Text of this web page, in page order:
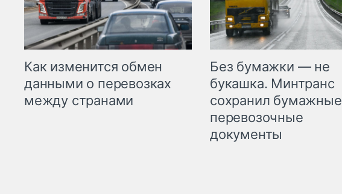
Как изменится обмен
данными о перевозках
между странами
Без бумажки — не
букашка. Минтранс
сохранил бумажные
перевозочные
документы